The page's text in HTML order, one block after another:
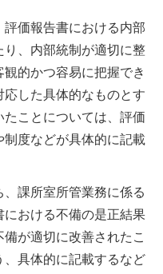
価報告書における内部
、内部統制が適切に整
的かつ容易に把握でき
した具体的なものとす
ことについては、評価
度などが具体的に記載
課所室所管業務に係る
における不備の是正結果
が適切に改善されたこ
、具体的に記載するなど